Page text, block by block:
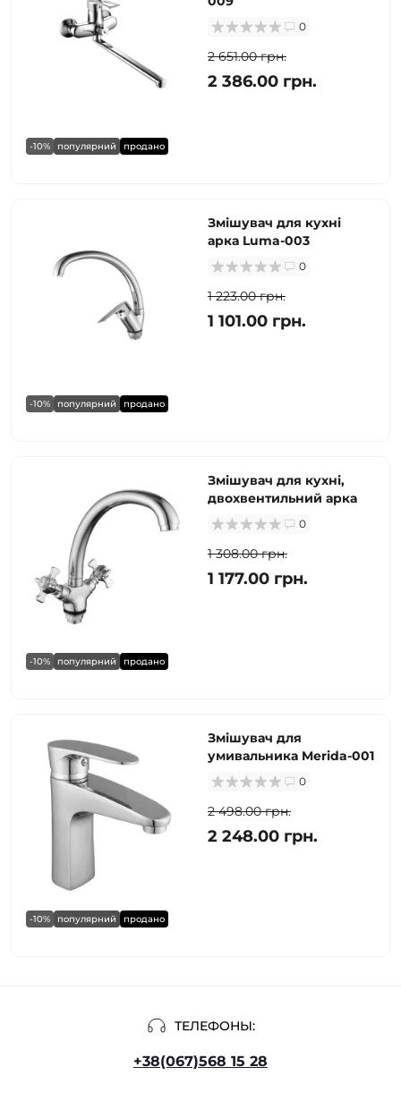
-10% популярний продано
0
2 651.00 грн.
2 386.00 грн.
-10% популярний продано
Змішувач для кухні
арка Luma-003
0
1 223.00 грн.
1 101.00 грн.
-10% популярний продано
Змішувач для кухні,
двохвентильний арка
0
1 308.00 грн.
1 177.00 грн.
-10% популярний продано
Змішувач для
умивальника Merida-001
0
2 498.00 грн.
2 248.00 грн.
ТЕЛЕФОНЫ:
+38(067)568 15 28